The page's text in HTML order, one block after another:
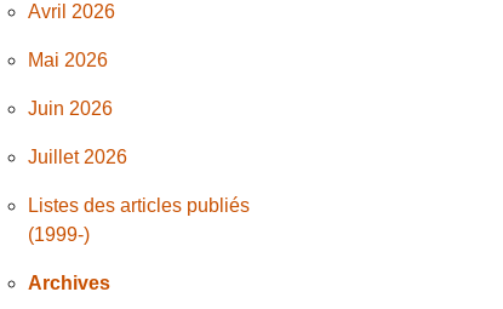
Avril 2026
Mai 2026
Juin 2026
Juillet 2026
Listes des articles publiés
(1999-)
Archives